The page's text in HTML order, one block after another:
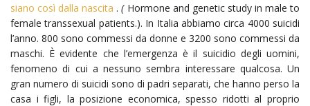
siano così dalla nascita . ( Hormone and genetic study in male to
female transsexual patients.). In Italia abbiamo circa 4000 suicidi
l’anno. 800 sono commessi da donne e 3200 sono commessi da
maschi. È evidente che l’emergenza è il suicidio degli uomini,
fenomeno di cui a nessuno sembra interessare qualcosa. Un
gran numero di suicidi sono di padri separati, che hanno perso la
casa i figli, la posizione economica, spesso ridotti al proprio